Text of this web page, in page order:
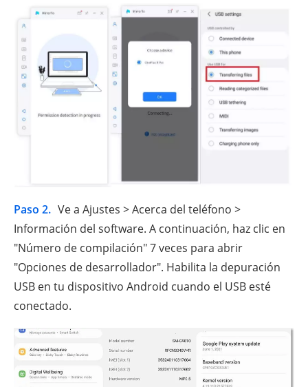
Paso 2. Ve a Ajustes > Acerca del teléfono >
Información del software. A continuación, haz clic en
"Número de compilación" 7 veces para abrir
"Opciones de desarrollador". Habilita la depuración
USB en tu dispositivo Android cuando el USB esté
conectado.